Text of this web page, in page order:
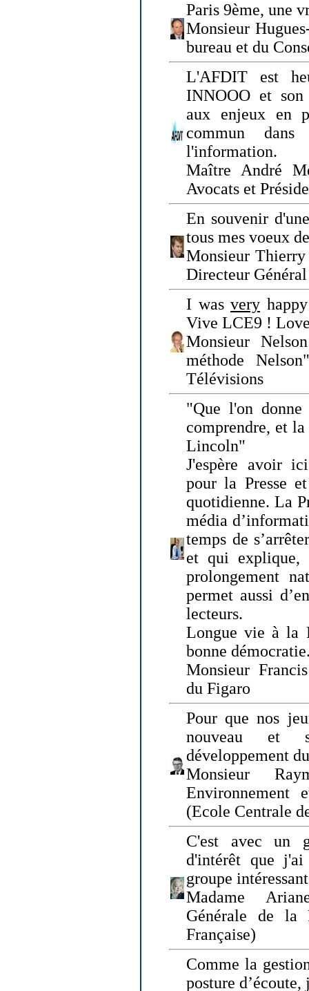
Paris 9ème, une
Monsieur
bureau et du
L'AFDIT est
INNOOO et
aux enjeux en
commun
l'information.
Maître André
Avocats et
En souvenir
tous mes voeux
Monsieur
Directeur
I was very
Vive LCE9 !
Monsieur
méthode
Télévisions
"Que l'on
comprendre, et
Lincoln"
J'espère avoir
pour la Presse
quotidienne. La
média
temps de
et qui explique,
prolongement
permet aussi
lecteurs.
Longue vie à la
bonne
Monsieur
du Figaro
Pour que nos
nouveau et
développement
Monsieur
Environnement
(Ecole Centrale
C'est avec un
d'intérêt que
groupe
Madame
Générale de la
Française)
Comme la
posture